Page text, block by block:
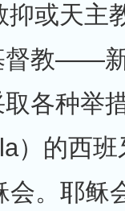
或天主
督教——
各种举
）的西
会。耶稣